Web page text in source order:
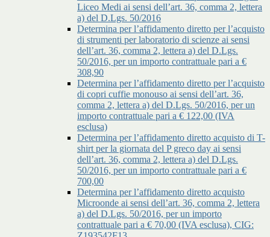
Liceo Medi ai sensi dell’art. 36, comma 2, lettera
a) del D.Lgs. 50/2016
Determina per l’affidamento diretto per l’acquisto
di strumenti per laboratorio di scienze ai sensi
dell’art. 36, comma 2, lettera a) del D.Lgs.
50/2016, per un importo contrattuale pari a €
308,90
Determina per l’affidamento diretto per l’acquisto
di copri cuffie monouso ai sensi dell’art. 36,
comma 2, lettera a) del D.Lgs. 50/2016, per un
importo contrattuale pari a € 122,00 (IVA
esclusa)
Determina per l’affidamento diretto acquisto di T-
shirt per la giornata del P greco day ai sensi
dell’art. 36, comma 2, lettera a) del D.Lgs.
50/2016, per un importo contrattuale pari a €
700,00
Determina per l’affidamento diretto acquisto
Microonde ai sensi dell’art. 36, comma 2, lettera
a) del D.Lgs. 50/2016, per un importo
contrattuale pari a € 70,00 (IVA esclusa), CIG: